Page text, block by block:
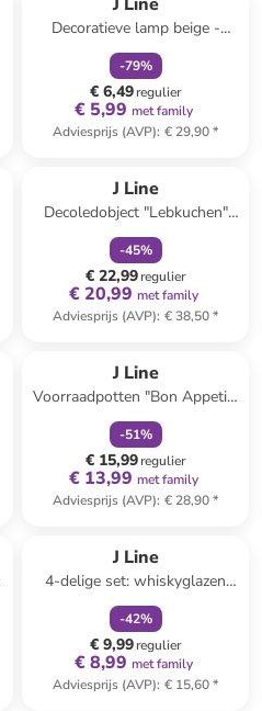
Decoratieve lamp beige -
(H)16 x Ø 15 cm
-79%
€ 6,49regulier
€ 5,99 met family
Adviesprijs (AVP): € 29,90*
J Line
Decoledobject "Lebkuchen"
beige/wit - (H)23 x Ø 22 cm
-45%
€ 22,99regulier
€ 20,99 met family
Adviesprijs (AVP): € 38,50*
J Line
Voorraadpotten "Bon Appetit"
- (H)30 x Ø 18 cm
-51%
€ 15,99regulier
€ 13,99 met family
Adviesprijs (AVP): € 28,90*
J Line
4-delige set: whiskyglazen
transparant - (H)9,5 x Ø 8,2
cm
-42%
€ 9,99regulier
€ 8,99 met family
Adviesprijs (AVP): € 15,60*